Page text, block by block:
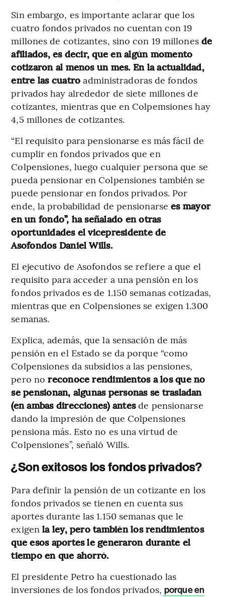
Sin embargo, es importante aclarar que los
cuatro fondos privados no cuentan con 19
millones de cotizantes, sino con 19 millones de
afiliados, es decir, que en algún momento
cotizaron al menos un mes. En la actualidad,
entre las cuatroadministradoras de fondos
privados hay alrededor de siete millones de
cotizantes, mientras que en Colpemsiones hay
4,5 millones de cotizantes.
“El requisito para pensionarse es más fácil de
cumplir en fondos privados que en
Colpensiones, luego cualquier persona que se
pueda pensionar en Colpensiones también se
puede pensionar en fondos privados. Por
ende, la probabilidad de pensionarsees mayor
en un fondo”, ha señalado en otras
oportunidades el vicepresidente de
Asofondos Daniel Wills.
El ejecutivo de Asofondos se refiere a que el
requisito para acceder a una pensión en los
fondos privados es de 1.150 semanas cotizadas,
mientras que en Colpensiones se exigen 1.300
semanas.
Explica, además, que la sensación de más
pensión en el Estado se da porque “como
Colpensiones da subsidios a las pensiones,
pero no reconoce rendimientos a los que no
se pensionan, algunas personas se trasladan
(en ambas direcciones) antesde pensionarse
dando la impresión de que Colpensiones
pensiona más. Esto no es una virtud de
Colpensiones”, señaló Wills.
¿Son exitosos los fondos privados?
Para definir la pensión de un cotizante en los
fondos privados se tienen en cuenta sus
aportes durante las 1.150 semanas que le
exigenla ley, pero también los rendimientos
que esos aportes le generaron durante el
tiempo en que ahorró.
El presidente Petro ha cuestionado las
inversiones de los fondos privados, porque en